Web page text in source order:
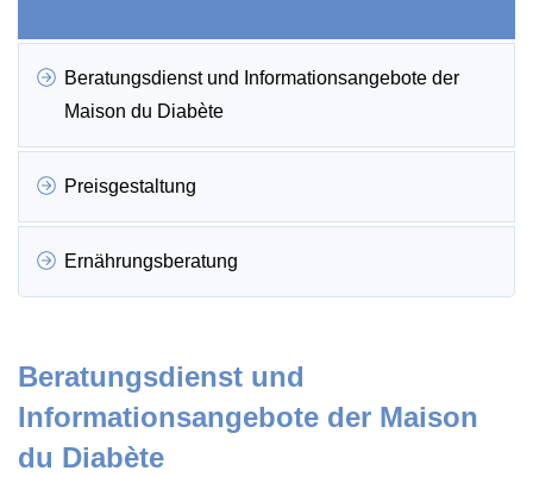
Beratungsdienst und Informationsangebote der
Maison du Diabète
Preisgestaltung
Ernährungsberatung
Beratungsdienst und
Informationsangebote der Maison
du Diabète